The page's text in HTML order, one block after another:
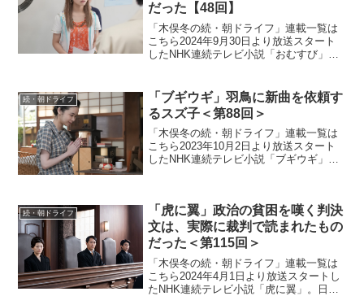
だった【48回】
「木俣冬の続・朝ドライフ」連載一覧は
こちら2024年9月30日より放送スタート
したNHK連続テレビ小説「おむすび」。
岡・糸島で両親や祖父母と共に暮らして
いた...
続・朝ドライフ
「ブギウギ」羽鳥に新曲を依頼す
るスズ子＜第88回＞
「木俣冬の続・朝ドライフ」連載一覧は
こちら2023年10月2日より放送スタート
したNHK連続テレビ小説「ブギウギ」。
本作。歌って踊る...
続・朝ドライフ
「虎に翼」政治の貧困を嘆く判決
文は、実際に裁判で読まれたもの
だった＜第115回＞
「木俣冬の続・朝ドライフ」連載一覧は
こちら2024年4月1日より放送スタートし
たNHK連続テレビ小説「虎に翼」。日本